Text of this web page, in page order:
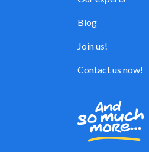
Blog
Join us!
Contact us now!